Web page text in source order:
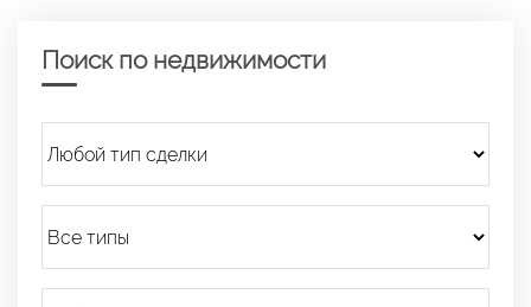
Поиск по недвижимости